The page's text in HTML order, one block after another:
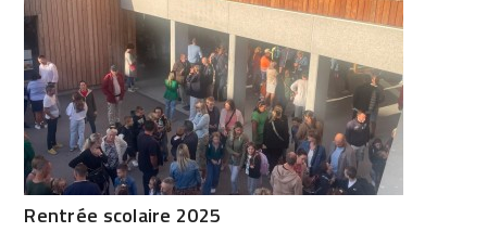
Rentrée scolaire 2025